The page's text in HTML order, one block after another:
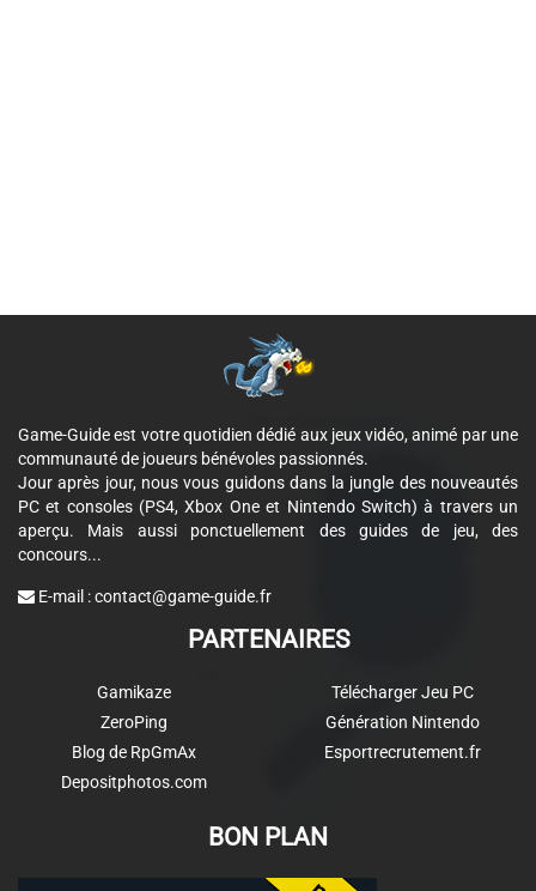
Game-Guide est votre quotidien dédié aux jeux vidéo, animé par une
communauté de joueurs bénévoles passionnés.
Jour après jour, nous vous guidons dans la jungle des nouveautés
PC et consoles (PS4, Xbox One et Nintendo Switch) à travers un
aperçu. Mais aussi ponctuellement des guides de jeu, des
concours...
E-mail :contact@game-guide.fr
PARTENAIRES
Gamikaze
ZeroPing
Blog de RpGmAx
Depositphotos.com
Télécharger Jeu PC
Génération Nintendo
Esportrecrutement.fr
BON PLAN